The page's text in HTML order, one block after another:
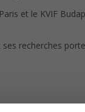
et le KVIF
recherches